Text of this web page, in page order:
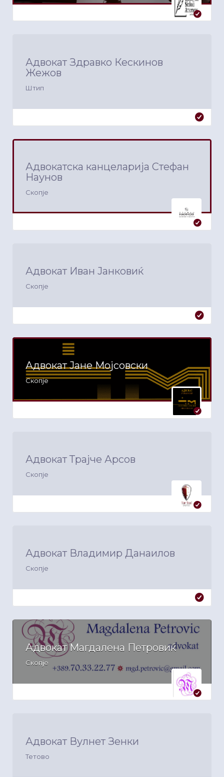
Адвокат Здравко Кескинов
Жежов
Штип
Адвокатска канцеларија Стефан
Наунов
Скопје
Адвокат Иван Јанковиќ
Скопје
Адвокат Јане Мојсовски
Скопје
Адвокат Трајче Арсов
Скопје
Адвокат Владимир Данаилов
Скопје
Адвокат Магдалена Петровиќ
Скопје
Адвокат Вулнет Зенки
Тетово